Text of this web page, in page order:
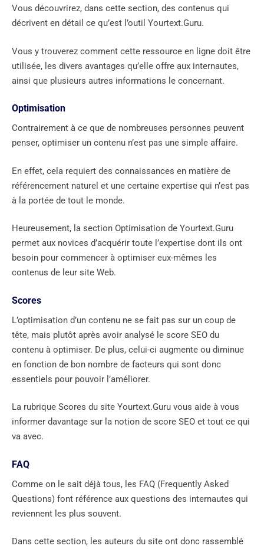
Vous découvrirez, dans cette section, des contenus qui
décrivent en détail ce qu’est l’outil Yourtext.Guru.
Vous y trouverez comment cette ressource en ligne doit être
utilisée, les divers avantages qu’elle offre aux internautes,
ainsi que plusieurs autres informations le concernant.
Optimisation
Contrairement à ce que de nombreuses personnes peuvent
penser, optimiser un contenu n’est pas une simple affaire.
En effet, cela requiert des connaissances en matière de
référencement naturel et une certaine expertise qui n’est pas
à la portée de tout le monde.
Heureusement, la section Optimisation de Yourtext.Guru
permet aux novices d’acquérir toute l’expertise dont ils ont
besoin pour commencer à optimiser eux-mêmes les
contenus de leur site Web.
Scores
L’optimisation d’un contenu ne se fait pas sur un coup de
tête, mais plutôt après avoir analysé le score SEO du
contenu à optimiser. De plus, celui-ci augmente ou diminue
en fonction de bon nombre de facteurs qui sont donc
essentiels pour pouvoir l’améliorer.
La rubrique Scores du site Yourtext.Guru vous aide à vous
informer davantage sur la notion de score SEO et tout ce qui
va avec.
FAQ
Comme on le sait déjà tous, les FAQ (Frequently Asked
Questions) font référence aux questions des internautes qui
reviennent les plus souvent.
Dans cette section, les auteurs du site ont donc rassemblé